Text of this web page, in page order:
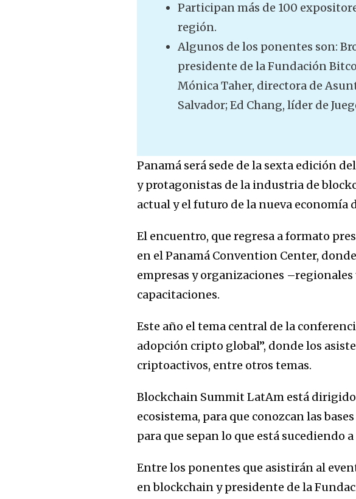
Participan más de 100
región.
Algunos de los ponentes son:
presidente de la Fundación
Mónica Taher, directora de
Salvador; Ed Chang, líder de
Panamá será sede de la sexta edición
y protagonistas de la industria de
actual y el futuro de la nueva economía
El encuentro, que regresa a formato
en el Panamá Convention Center,
empresas y organizaciones
capacitaciones.
Este año el tema central de la
adopción cripto global”, donde los
criptoactivos, entre otros temas.
Blockchain Summit LatAm está
ecosistema, para que conozcan las
para que sepan lo que está
Entre los ponentes que asistirán al
en blockchain y presidente de la